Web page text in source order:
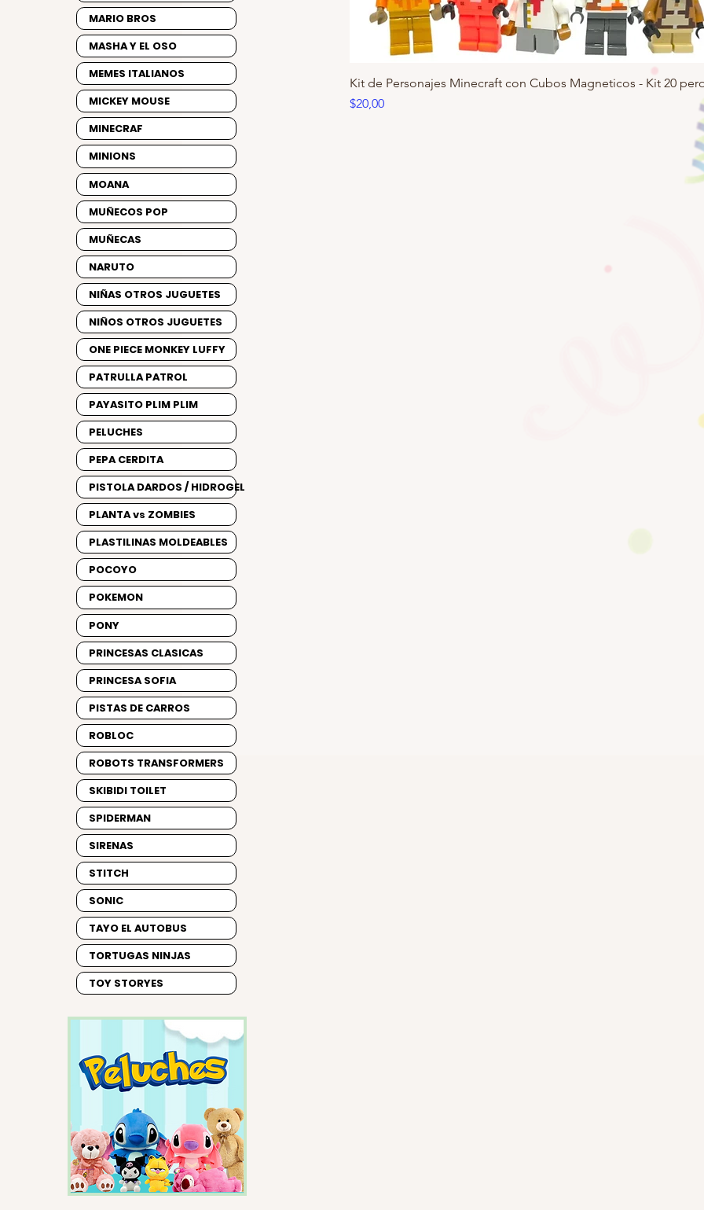
Kit de Personajes Minecraft con Cubos Magneticos - Kit 20
Precio
$20,00
MARIO BROS
MASHA Y EL OSO
MEMES ITALIANOS
MICKEY MOUSE
MINECRAF
MINIONS
MOANA
MUÑECOS POP
MUÑECAS
NARUTO
NIÑAS OTROS JUGUETES
NIÑOS OTROS JUGUETES
ONE PIECE MONKEY LUFFY
PATRULLA PATROL
PAYASITO PLIM PLIM
PELUCHES
PEPA CERDITA
PISTOLA DARDOS / HIDROGEL
PLANTA vs ZOMBIES
PLASTILINAS MOLDEABLES
POCOYO
POKEMON
PONY
PRINCESAS CLASICAS
PRINCESA SOFIA
PISTAS DE CARROS
ROBLOC
ROBOTS TRANSFORMERS
SKIBIDI TOILET
SPIDERMAN
SIRENAS
STITCH
SONIC
TAYO EL AUTOBUS
TORTUGAS NINJAS
TOY STORYES